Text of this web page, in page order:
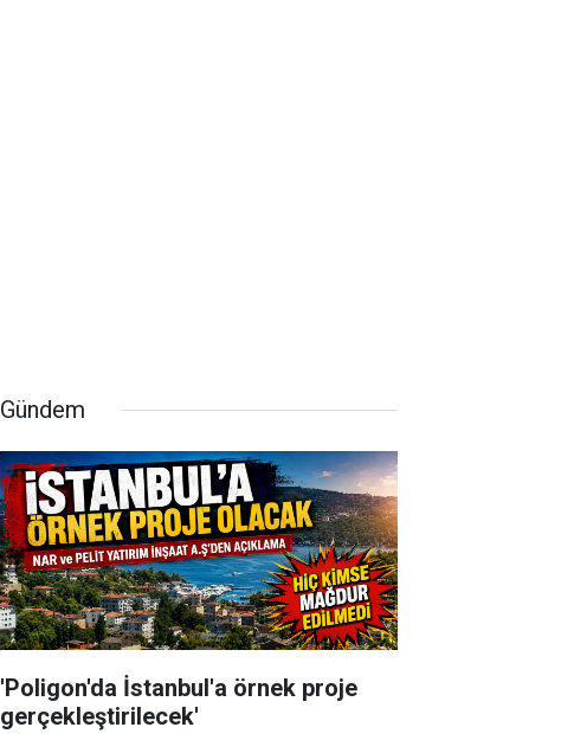
Gündem
'Poligon'da İstanbul'a örnek proje
gerçekleştirilecek'